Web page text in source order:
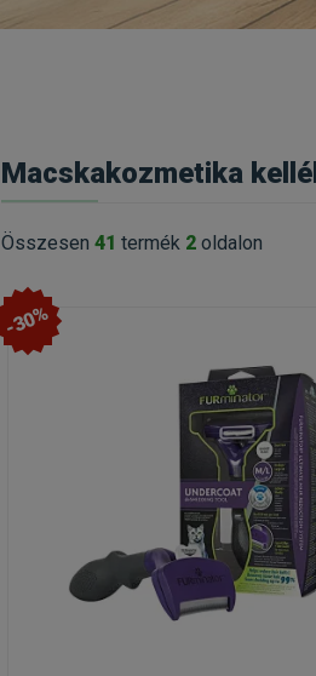
Macskakozmetika
Összesen 41 termék 2 oldalon
-30%